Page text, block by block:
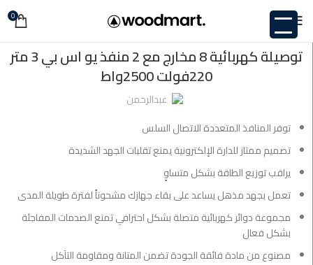
0 تصميم ممتاز للدارة الإلكترونية يمنع تقلبات الجهد الشديدة</LI
تعمل بجهد مذهل يساعد على بقاء جهازك مشحوناً لفترة طويلة المدى</LI ,
غير مصنف,
مجموعة دوائر كهربائية متصلة بشكل احترافي تمنع الصدمات المفاجئة بشكل
فعال</LI
توصيلة كهربائية 8 مخارج مع 2 منفذ يو اس بي 3 متر
220فولت 2500واط
عبدالرحمن
توفر المنافذ المتعددة الاتصال السلس
تصميم ممتاز للدارة الإلكترونية يمنع تقلبات الجهد الشديدة
يراقب توزيع الطاقة بشكل متساوٍ
تعمل بجهد مذهل يساعد على بقاء جهازك مشحوناً لفترة طويلة المدى
مجموعة دوائر كهربائية متصلة بشكل احترافي تمنع الصدمات المفاجئة
بشكل فعال
مصنوع من مادة فائقة الجودة تضمن المتانة ومقاومة التآكل